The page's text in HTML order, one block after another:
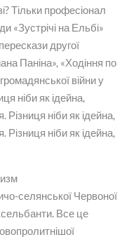
Тільки професіонал
«Зустрічі на Ельбі»
другої
Паніна», «Ходіння по
війни у
ніби як ідейна,
Різниця ніби як ідейна,
Різниця ніби як ідейна,
селянської Червоної
Все це